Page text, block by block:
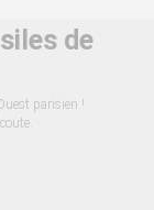
de
parisien !